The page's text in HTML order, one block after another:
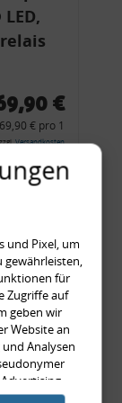
€
69,90 € pro 1
Versandkosten
mit
89,
+
€
und Pixel, um
für
Zugriffe auf
geben wir
Website an
Analysen
mit